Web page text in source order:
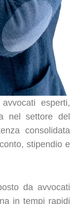
esperti,
nel settore del
consolidata
stipendio e
da avvocati
in tempi rapidi